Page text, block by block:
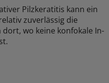
Pilzkeratitis kann ein
zuverlässig die
wo keine konfokale In-